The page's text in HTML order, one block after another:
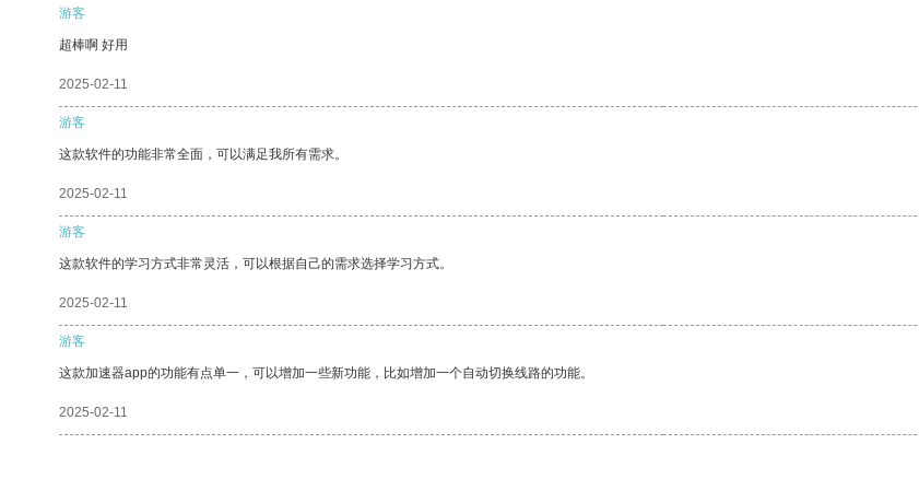
游客
超棒啊 好用
2025-02-11
游客
这款软件的功能非常全面，可以满足我所有需求。
2025-02-11
游客
这款软件的学习方式非常灵活，可以根据自己的需求选择学习方式。
2025-02-11
游客
这款加速器app的功能有点单一，可以增加一些新功能，比如增加一个自动切换线路的功能。
2025-02-11